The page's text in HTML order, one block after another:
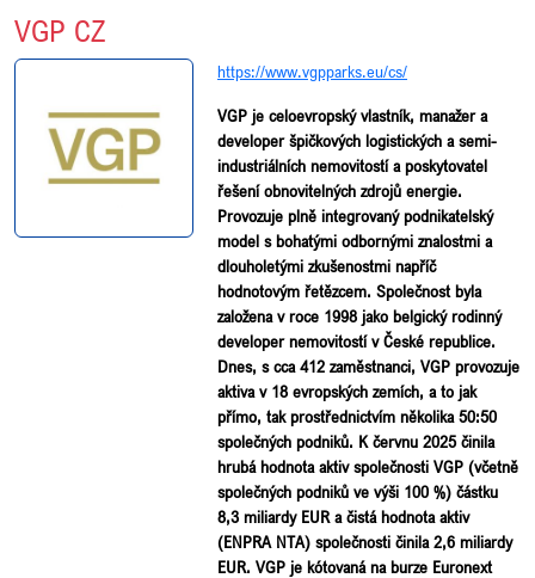
VGP CZ
https://www.vgpparks.eu/cs/
VGP je celoevropský vlastník, manažer a
developer špičkových logistických a semi-
industriálních nemovitostí a poskytovatel
řešení obnovitelných zdrojů energie.
Provozuje plně integrovaný podnikatelský
model s bohatými odbornými znalostmi a
dlouholetými zkušenostmi napříč
hodnotovým řetězcem. Společnost byla
založena v roce 1998 jako belgický rodinný
developer nemovitostí v České republice.
Dnes, s cca 412 zaměstnanci, VGP provozuje
aktiva v 18 evropských zemích, a to jak
přímo, tak prostřednictvím několika 50:50
společných podniků. K červnu 2025 činila
hrubá hodnota aktiv společnosti VGP (včetně
společných podniků ve výši 100 %) částku
8,3 miliardy EUR a čistá hodnota aktiv
(ENPRA NTA) společnosti činila 2,6 miliardy
EUR. VGP je kótovaná na burze Euronext